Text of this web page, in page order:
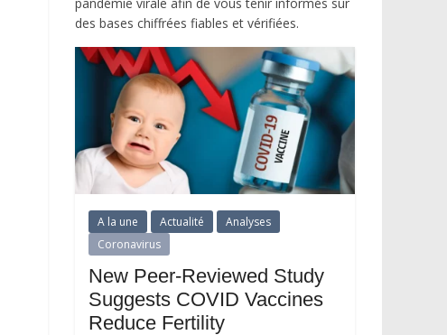
des bases chiffrées fiables et vérifiées.
A la une Actualité
Analyses
Coronavirus
New Peer-Reviewed Study
Suggests COVID Vaccines
Reduce Fertility